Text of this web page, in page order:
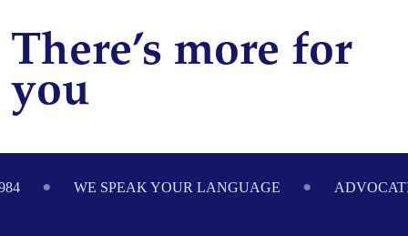
There’s more for
you
WE SPEAK YOUR LANGUAGE